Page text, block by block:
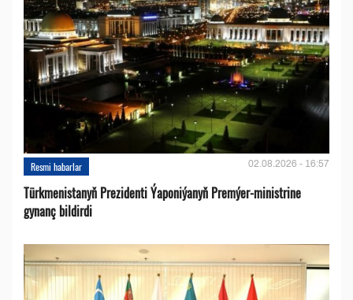
Resmi habarlar 02.08.2026 - 16:57
Türkmenistanyň Prezidenti Ýaponiýanyň Premýer-ministrine
gynanç bildirdi